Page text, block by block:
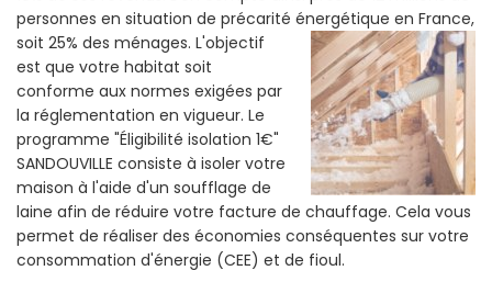
personnes en situation de précarité énergétique en France,
soit 25% des ménages. L'objectif
est que votre habitat soit
conforme aux normes exigées par
la réglementation en vigueur. Le
programme "Éligibilité isolation 1€"
SANDOUVILLE consiste à isoler votre
maison à l'aide d'un soufflage de
laine afin de réduire votre facture de chauffage. Cela vous
permet de réaliser des économies conséquentes sur votre
consommation d'énergie (CEE) et de fioul.